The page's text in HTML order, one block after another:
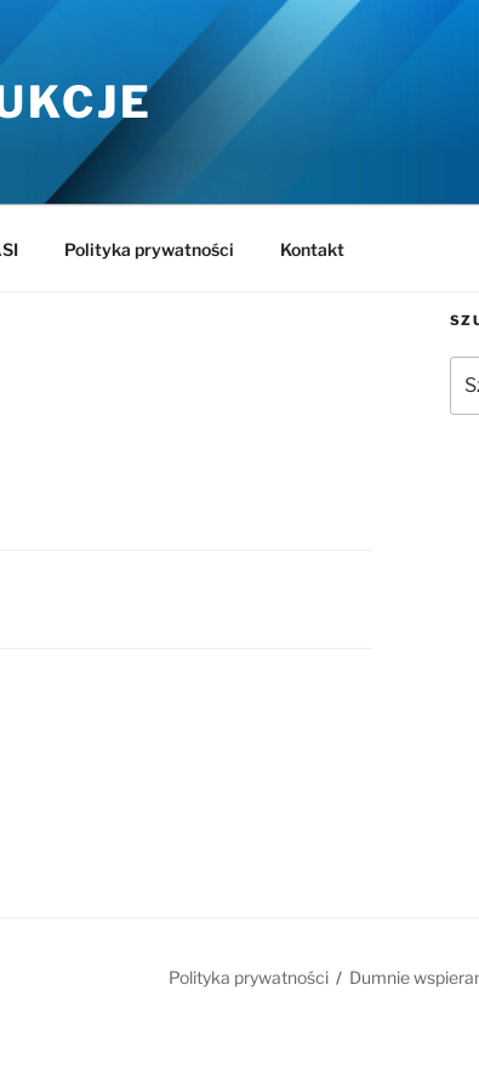
Polityka prywatności Kontakt
Polityka prywatności Dumnie